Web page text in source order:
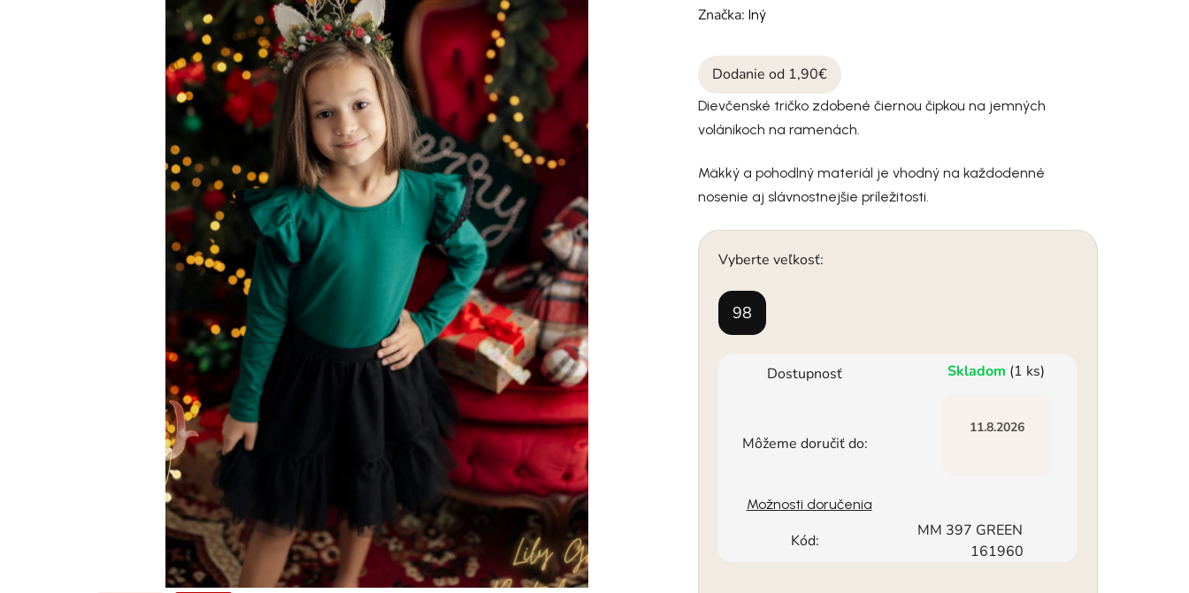
Značka:Iný
Dodanie od 1,90€
Dievčenské tričko zdobené čiernou čipkou na jemných
volánikoch na ramenách.
Mäkký a pohodlný materiál je vhodný na každodenné
nosenie aj slávnostnejšie príležitosti.
Vyberte veľkosť:
98
Dostupnosť Skladom (1 ks)
Môžeme doručiť do:
11.8.2026
Možnosti doručenia
Kód:
MM 397 GREEN
161960